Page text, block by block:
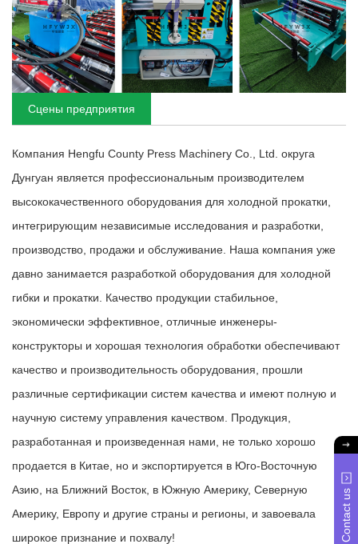
Сцены предприятия
Компания Hengfu County Press Machinery Co., Ltd. округа
Дунгуан является профессиональным производителем
высококачественного оборудования для холодной прокатки,
интегрирующим независимые исследования и разработки,
производство, продажи и обслуживание. Наша компания уже
давно занимается разработкой оборудования для холодной
гибки и прокатки. Качество продукции стабильное,
экономически эффективное, отличные инженеры-
конструкторы и хорошая технология обработки обеспечивают
качество и производительность оборудования, прошли
различные сертификации систем качества и имеют полную и
научную систему управления качеством. Продукция,
разработанная и произведенная нами, не только хорошо
продается в Китае, но и экспортируется в Юго-Восточную
Азию, на Ближний Восток, в Южную Америку, Северную
Америку, Европу и другие страны и регионы, и завоевала
широкое признание и похвалу!
Contact us